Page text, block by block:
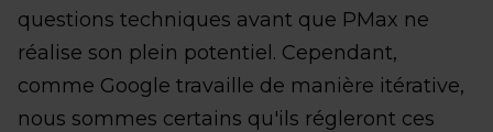
questions techniques avant que PMax ne
réalise son plein potentiel. Cependant,
comme Google travaille de manière itérative,
nous sommes certains qu'ils régleront ces